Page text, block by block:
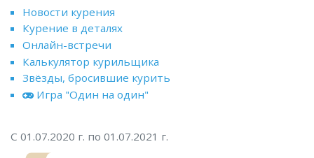
Новости курения
Курение в деталях
Онлайн-встречи
Калькулятор курильщика
Звёзды, бросившие курить
Игра "Один на один"
С 01.07.2020 г. по 01.07.2021 г.